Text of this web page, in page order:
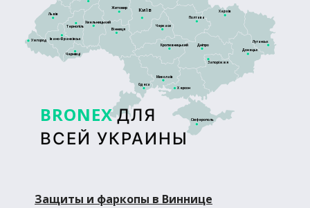
BRONEX ДЛЯ
ВСЕЙ УКРАИНЫ
Сімферополь
Київ
Житомир
Тернопіль
Львів
Дніпро
Кропивницький
Харків
Полтава
Черкаси
Запоріжжя
Херсон
Донецьк
Луганськ
Ужгород
Чернівці
Вінниця
Хмельницький
Івано-Франківськ
Миколаїв
Одеса
Защиты и фаркопы в Виннице